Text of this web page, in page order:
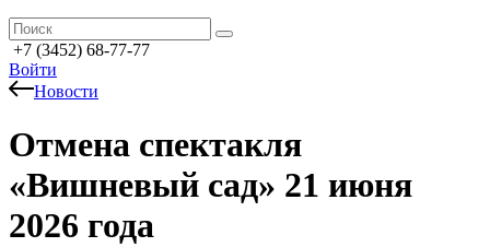
+7 (3452) 68-77-77
Войти
Новости
Отмена спектакля
«Вишневый сад» 21 июня
2026 года